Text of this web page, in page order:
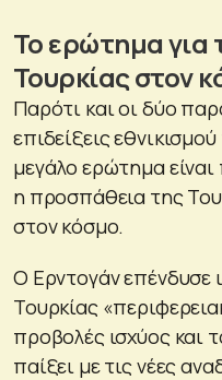
Το ερώτημα για
Τουρκίας στον
Παρότι και οι δύο
επιδείξεις
μεγάλο ερώτημα
η προσπάθεια της
στον κόσμο.
Ο Ερντογάν επένδυσε
Τουρκίας
προβολές ισχύος και
παίξει με τις νέες